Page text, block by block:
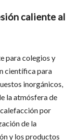
caliente al
para colegios y
científica para
inorgánicos,
la atmósfera de
por
de la
y los productos